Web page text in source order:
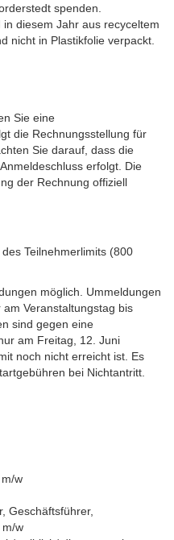
spenden.
diesem Jahr aus recyceltem
nicht in Plastikfolie verpackt.
Sie eine
die Rechnungsstellung für
Sie darauf, dass die
erfolgt. Die
der Rechnung offiziell
Teilnehmerlimits (800
möglich. Ummeldungen
Veranstaltungstag bis
sind gegen eine
am Freitag, 12. Juni
noch nicht erreicht ist. Es
bei Nichtantritt.
w
Geschäftsführer,
m/w